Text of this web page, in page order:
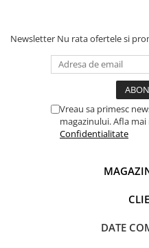
Newsletter Nu rata ofertele si
Vreau sa primesc
magazinului. Afla
Confidentialitate
DATE